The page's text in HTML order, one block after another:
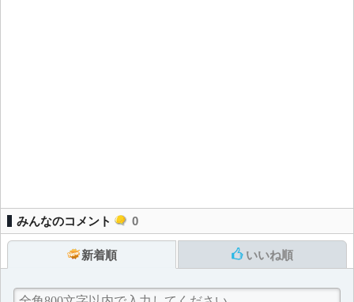
みんなのコメント 0
新着順 いいね順